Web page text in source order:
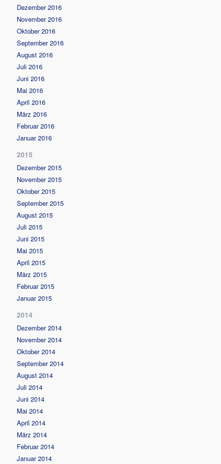
Dezember 2016
November 2016
Oktober 2016
September 2016
August 2016
Juli 2016
Juni 2016
Mai 2016
April 2016
März 2016
Februar 2016
Januar 2016
2015
Dezember 2015
November 2015
Oktober 2015
September 2015
August 2015
Juli 2015
Juni 2015
Mai 2015
April 2015
März 2015
Februar 2015
Januar 2015
2014
Dezember 2014
November 2014
Oktober 2014
September 2014
August 2014
Juli 2014
Juni 2014
Mai 2014
April 2014
März 2014
Februar 2014
Januar 2014